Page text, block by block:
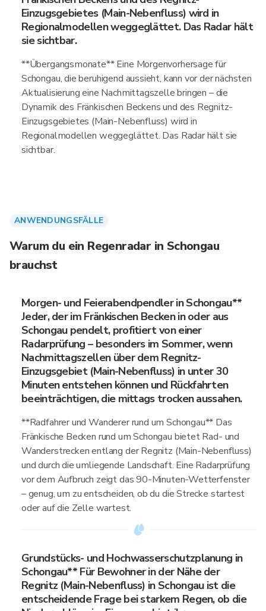
Einzugsgebietes (Main-Nebenfluss) wird in
Regionalmodellen weggeglättet. Das Radar hält
sie sichtbar.
**Übergangsmonate** Eine Morgenvorhersage für
Schongau, die beruhigend aussieht, kann vor der nächsten
Aktualisierung eine Nachmittagszelle bringen – die
Dynamik des Fränkischen Beckens und des Regnitz-
Einzugsgebietes (Main-Nebenfluss) wird in
Regionalmodellen weggeglättet. Das Radar hält sie
sichtbar.
ANWENDUNGSFÄLLE
Warum du ein Regenradar in Schongau
brauchst
Morgen- und Feierabendpendler in Schongau**
Jeder, der im Fränkischen Becken in oder aus
Schongau pendelt, profitiert von einer
Radarprüfung – besonders im Sommer, wenn
Nachmittagszellen über dem Regnitz-
Einzugsgebiet (Main-Nebenfluss) in unter 30
Minuten entstehen können und Rückfahrten
beeinträchtigen, die mittags trocken aussahen.
**Radfahrer und Wanderer rund um Schongau** Das
Fränkische Becken rund um Schongau bietet Rad- und
Wanderstrecken entlang der Regnitz (Main-Nebenfluss)
und durch die umliegende Landschaft. Eine Radarprüfung
vor dem Aufbruch zeigt das 90-Minuten-Wetterfenster
– genug, um zu entscheiden, ob du die Strecke startest
oder auf die Zelle wartest.
Grundstücks- und Hochwasserschutzplanung in
Schongau** Für Bewohner in der Nähe der
Regnitz (Main-Nebenfluss) in Schongau ist die
entscheidende Frage bei starkem Regen, ob die